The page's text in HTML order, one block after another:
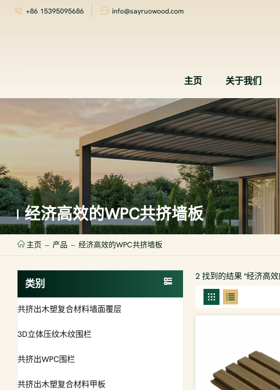
+86 15395095686 info@sayruowood.com
主页 关于我们
经济高效的WPC共挤墙板
主页 产品 经济高效的WPC共挤墙板
类别
共挤出木塑复合材料墙面覆层
3D立体压纹木纹围栏
共挤出WPC围栏
共挤出木塑复合材料甲板
2 找到的结果 "经济高